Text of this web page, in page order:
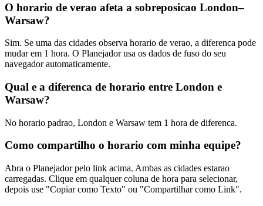
O horario de verao afeta a sobreposicao London–
Warsaw?
Sim. Se uma das cidades observa horario de verao, a diferenca pode
mudar em 1 hora. O Planejador usa os dados de fuso do seu
navegador automaticamente.
Qual e a diferenca de horario entre London e
Warsaw?
No horario padrao, London e Warsaw tem 1 hora de diferenca.
Como compartilho o horario com minha equipe?
Abra o Planejador pelo link acima. Ambas as cidades estarao
carregadas. Clique em qualquer coluna de hora para selecionar,
depois use "Copiar como Texto" ou "Compartilhar como Link".